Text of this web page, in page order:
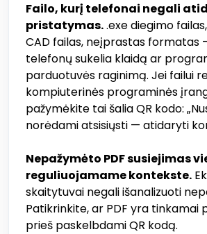
Failo, kurį telefonai negali
pristatymas..exe diegimo
CAD failas, neįprastas formatas
telefonų sukelia klaidą ar
parduotuvės raginimą. Jei failui
kompiuterinės programinės
pažymėkite tai šalia QR kodo:
norėdami atsisiųsti — atidaryti
Nepažymėto PDF susiejimas
reguliuojamame kontekste.
skaitytuvai negali išanalizuoti
Patikrinkite, ar PDF yra tinkamai
prieš paskelbdami QR kodą.